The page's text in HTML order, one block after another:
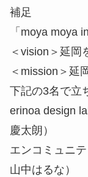
補足
「moya moya
＜vision＞延岡
＜mission＞延
下記の3名で立
erinoa design
慶太朗）
エンコミュニ
山中はるな）